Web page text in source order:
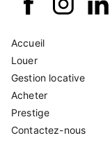
Accueil
Louer
Gestion locative
Acheter
Prestige
Contactez-nous